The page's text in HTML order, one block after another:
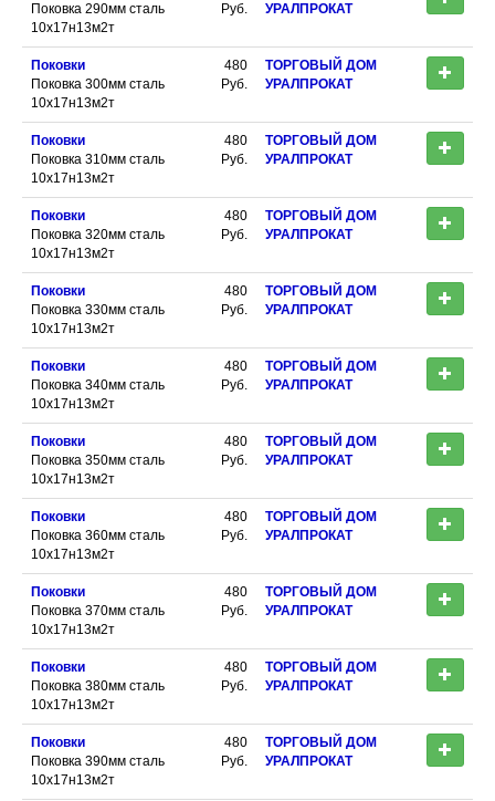
Поковка 290мм сталь
10х17н13м2т
Руб.
УРАЛПРОКАТ
Поковки
Поковка 300мм сталь
10х17н13м2т
480
Руб.
ТОРГОВЫЙ ДОМ
УРАЛПРОКАТ
Поковки
Поковка 310мм сталь
10х17н13м2т
480
Руб.
ТОРГОВЫЙ ДОМ
УРАЛПРОКАТ
Поковки
Поковка 320мм сталь
10х17н13м2т
480
Руб.
ТОРГОВЫЙ ДОМ
УРАЛПРОКАТ
Поковки
Поковка 330мм сталь
10х17н13м2т
480
Руб.
ТОРГОВЫЙ ДОМ
УРАЛПРОКАТ
Поковки
Поковка 340мм сталь
10х17н13м2т
480
Руб.
ТОРГОВЫЙ ДОМ
УРАЛПРОКАТ
Поковки
Поковка 350мм сталь
10х17н13м2т
480
Руб.
ТОРГОВЫЙ ДОМ
УРАЛПРОКАТ
Поковки
Поковка 360мм сталь
10х17н13м2т
480
Руб.
ТОРГОВЫЙ ДОМ
УРАЛПРОКАТ
Поковки
Поковка 370мм сталь
10х17н13м2т
480
Руб.
ТОРГОВЫЙ ДОМ
УРАЛПРОКАТ
Поковки
Поковка 380мм сталь
10х17н13м2т
480
Руб.
ТОРГОВЫЙ ДОМ
УРАЛПРОКАТ
Поковки
Поковка 390мм сталь
10х17н13м2т
480
Руб.
ТОРГОВЫЙ ДОМ
УРАЛПРОКАТ